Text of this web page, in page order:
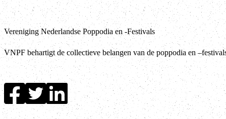
Vereniging Nederlandse Poppodia en -Festivals
VNPF behartigt de collectieve belangen van de poppodia en